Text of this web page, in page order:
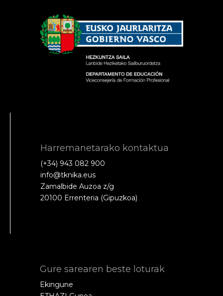
Harremanetarako kontaktua
(+34) 943 082 900
info@tknika.eus
Zamalbide Auzoa z/g
20100 Errenteria (Gipuzkoa)
Gure sarearen beste loturak
Ekingune